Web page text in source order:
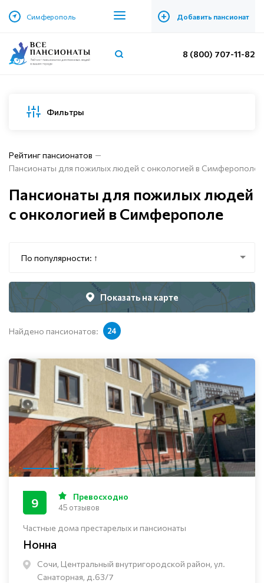
Симферополь + Добавить пансионат
8 (800) 707-11-82
Фильтры
Рейтинг пансионатов
Пансионаты для пожилых людей с онкологией в Симферополе
Пансионаты для пожилых людей
с онкологией в Симферополе
По популярности: ↑
Показать на карте
Найдено пансионатов: 24
Частные дома престарелых и пансионаты
Нонна
Сочи, Центральный внутригородской район, ул.
Санаторная, д.63/7
9 Превосходно
45 отзывов